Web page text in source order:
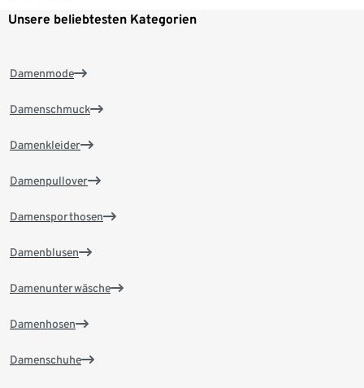
Unsere beliebtesten Kategorien
Damenmode
Damenschmuck
Damenkleider
Damenpullover
Damensporthosen
Damenblusen
Damenunterwäsche
Damenhosen
Damenschuhe